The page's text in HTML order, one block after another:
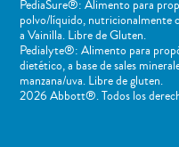
PediaSure®: Alimento para
polvo/líquido, nutricionalmente
a Vainilla. Libre de Gluten.
Pedialyte®: Alimento para
dietético, a base de sales
manzana/uva. Libre de gluten.
2026 Abbott®. Todos los